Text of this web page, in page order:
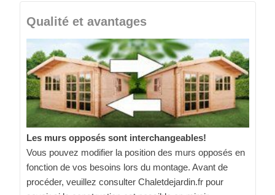
Qualité et avantages
Les murs opposés sont interchangeables!
Vous pouvez modifier la position des murs opposés en
fonction de vos besoins lors du montage. Avant de
procéder, veuillez consulter Chaletdejardin.fr pour